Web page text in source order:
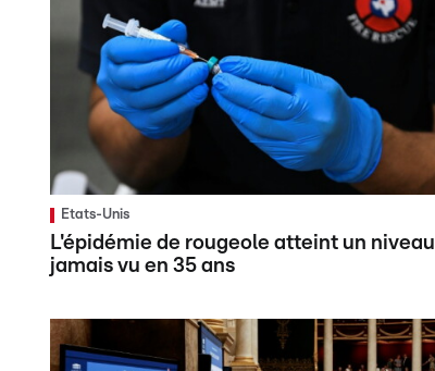
Etats-Unis
L'épidémie de rougeole atteint un niveau
jamais vu en 35 ans